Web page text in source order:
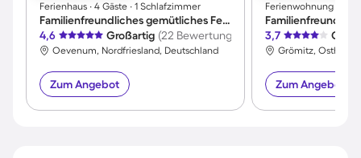
Ferienhaus ∙ 4 Gäste ∙ 1 Schlafzimmer
Familienfreundliches gemütliches Ferienhaus mit Terrasse und Garten | Haustierfreundlich
4,6
Großartig (22 Bewertungen)
Oevenum, Nordfriesland, Deutschland
Zum Angebot
Ferienwohnung ∙ 4
3,7 Gut
Grömitz,
Zum Angebot